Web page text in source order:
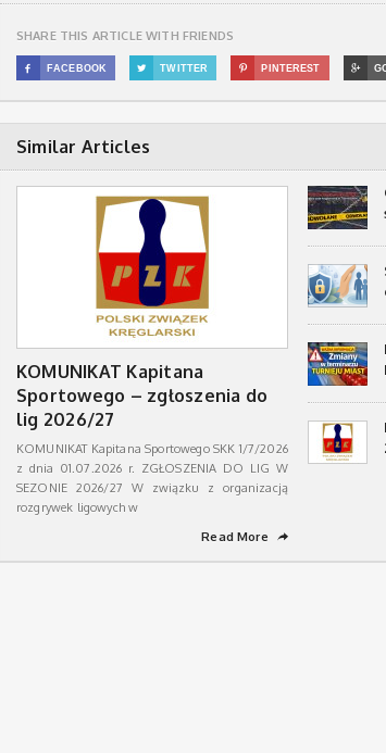
SHARE THIS ARTICLE WITH FRIENDS
 FACEBOOK  TWITTER  PINTEREST 
Similar Articles
KOMUNIKAT Kapitana
Sportowego – zgłoszenia do
lig 2026/27
KOMUNIKAT Kapitana Sportowego SKK 1/7/2026
z dnia 01.07.2026 r. ZGŁOSZENIA DO LIG W
SEZONIE 2026/27 W związku z organizacją
rozgrywek ligowych w
Read More
➦